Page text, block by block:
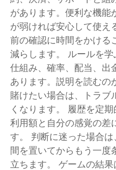
があります。便利な機能
が弱ければ安心して使え
前の確認に時間をかける
減らします。 ルールを
仕組み、確率、配当、出
あります。説明を読むの
賭けたい場合は、トラブ
くなります。 履歴を定
利用額と自分の感覚の差
す。 判断に迷った場合
間を置いてからもう一度
立ちます。 ゲームの結